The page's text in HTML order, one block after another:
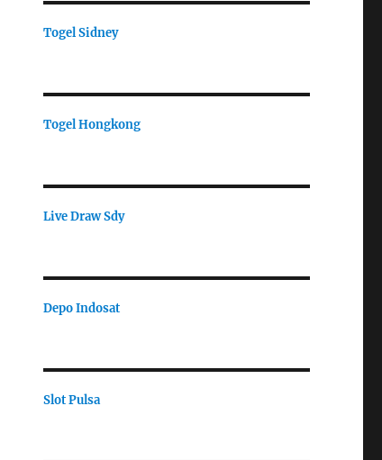
Togel Sidney
Togel Hongkong
Live Draw Sdy
Depo Indosat
Slot Pulsa